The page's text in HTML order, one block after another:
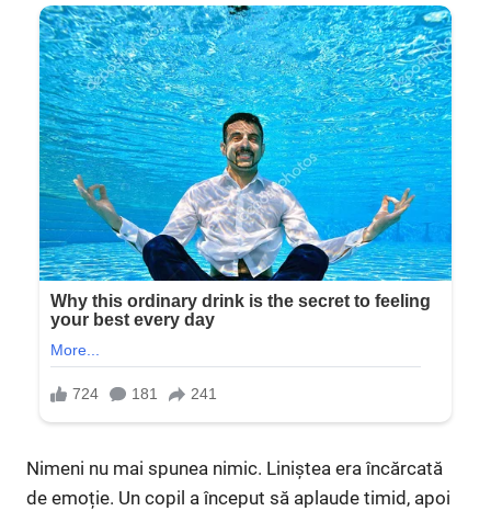
Nimeni nu mai spunea nimic. Liniștea era încărcată
de emoție. Un copil a început să aplaude timid, apoi